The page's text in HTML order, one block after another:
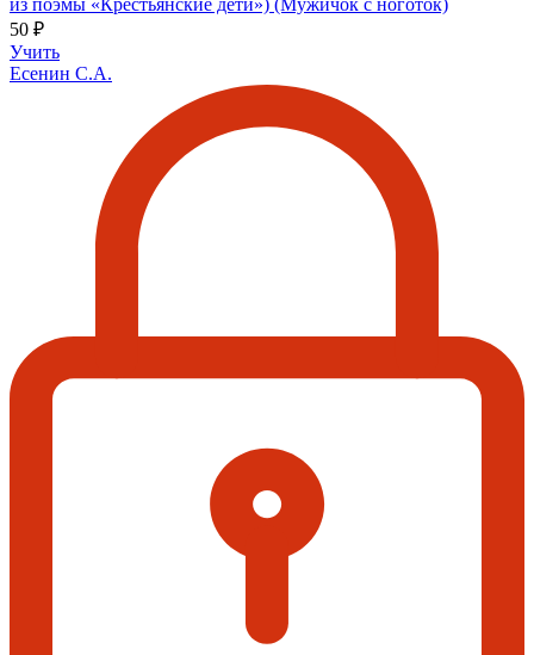
из поэмы «Крестьянские дети») (Мужичок с ноготок)
50 ₽
Учить
Есенин С.А.